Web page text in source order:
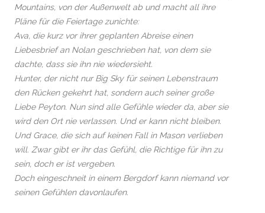
Mountains, von der Außenwelt ab und macht all ihre
Pläne für die Feiertage zunichte:
Ava, die kurz vor ihrer geplanten Abreise einen
Liebesbrief an Nolan geschrieben hat, von dem sie
dachte, dass sie ihn nie wiedersieht.
Hunter, der nicht nur Big Sky für seinen Lebenstraum
den Rücken gekehrt hat, sondern auch seiner große
Liebe Peyton. Nun sind alle Gefühle wieder da, aber sie
wird den Ort nie verlassen. Und er kann nicht bleiben.
Und Grace, die sich auf keinen Fall in Mason verlieben
will. Zwar gibt er ihr das Gefühl, die Richtige für ihn zu
sein, doch er ist vergeben.
Doch eingeschneit in einem Bergdorf kann niemand vor
seinen Gefühlen davonlaufen.